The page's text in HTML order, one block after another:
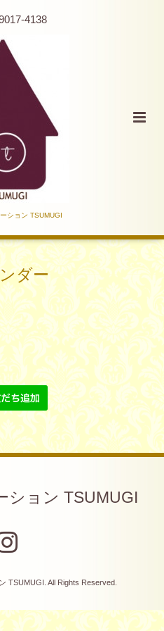
4138
ション TSUMUGI
ダー
ション TSUMUGI
TSUMUGI . All Rights Reserved.